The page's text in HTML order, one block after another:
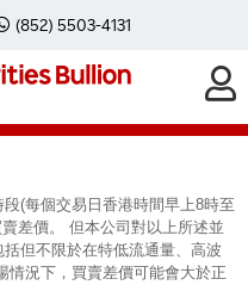
(852) 5503-4131
(每個交易日香港時間早上8時至
差價。 但本公司對以上所述並
但不限於在特低流通量、高波
情況下，買賣差價可能會大於正